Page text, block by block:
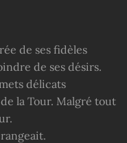
de ses fidèles
de ses désirs.
délicats
la Tour. Malgré tout